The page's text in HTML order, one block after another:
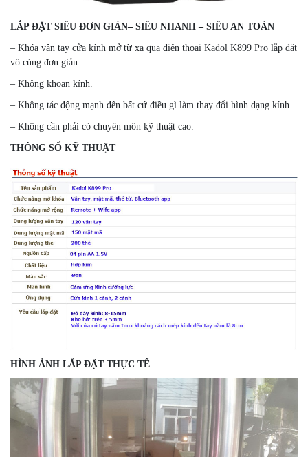
LẮP ĐẶT SIÊU ĐƠN GIẢN– SIÊU NHANH – SIÊU AN TOÀN
– Khóa vân tay cửa kính mở từ xa qua điện thoại Kadol K899 Pro lắp đặt
vô cùng đơn giản:
– Không khoan kính.
– Không tác động mạnh đến bất cứ điều gì làm thay đổi hình dạng kính.
– Không cần phải có chuyên môn kỹ thuật cao.
THÔNG SỐ KỸ THUẬT
HÌNH ẢNH LẮP ĐẶT THỰC TẾ